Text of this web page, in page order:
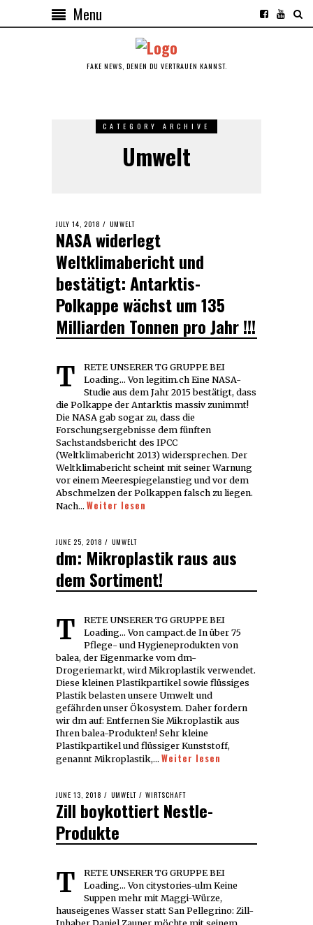
Menu
FAKE NEWS, DENEN DU VERTRAUEN KANNST.
CATEGORY ARCHIVE
Umwelt
POSTED
ON
JULY 14, 2018 JULY
14,
2018
UMWELT
NASA widerlegt
Weltklimabericht und
bestätigt: Antarktis-
Polkappe wächst um 135
Milliarden Tonnen pro Jahr !!!
TRETE UNSERER TG GRUPPE BEI
Loading... Von legitim.ch Eine NASA-
Studie aus dem Jahr 2015 bestätigt, dass
die Polkappe der Antarktis massiv zunimmt!
Die NASA gab sogar zu, dass die
Forschungsergebnisse dem fünften
Sachstandsbericht des IPCC
(Weltklimabericht 2013) widersprechen. Der
Weltklimabericht scheint mit seiner Warnung
vor einem Meerespiegelanstieg und vor dem
Abschmelzen der Polkappen falsch zu liegen.
Nach… Weiter lesen
POSTED
ON
JUNE 25, 2018 JUNE
25,
2018
UMWELT
dm: Mikroplastik raus aus
dem Sortiment!
TRETE UNSERER TG GRUPPE BEI
Loading... Von campact.de In über 75
Pflege- und Hygieneprodukten von
balea, der Eigenmarke vom dm-
Drogeriemarkt, wird Mikroplastik verwendet.
Diese kleinen Plastikpartikel sowie flüssiges
Plastik belasten unsere Umwelt und
gefährden unser Ökosystem. Daher fordern
wir dm auf: Entfernen Sie Mikroplastik aus
Ihren balea-Produkten! Sehr kleine
Plastikpartikel und flüssiger Kunststoff,
genannt Mikroplastik,… Weiter lesen
POSTED
ON
JUNE 13, 2018 JUNE
13,
2018
UMWELT / WIRTSCHAFT
Zill boykottiert Nestle-
Produkte
TRETE UNSERER TG GRUPPE BEI
Loading... Von citystories-ulm Keine
Suppen mehr mit Maggi-Würze,
hauseigenes Wasser statt San Pellegrino: Zill-